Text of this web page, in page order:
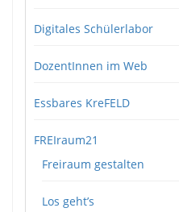
Digitales Schülerlabor
DozentInnen im Web
Essbares KreFELD
FREIraum21
Freiraum gestalten
Los geht’s